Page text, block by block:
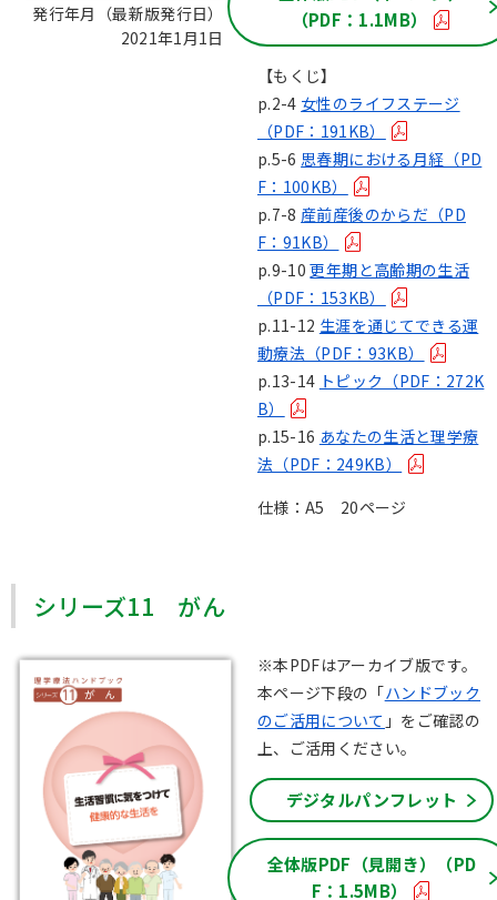
発行年月（最新版発行日）：
2021年1月1日
（PDF：1.1MB）
【もくじ】
p.2-4 女性のライフステージ
（PDF：191KB）
p.5-6 思春期における月経（PD
F：100KB）
p.7-8 産前産後のからだ（PD
F：91KB）
p.9-10更年期と高齢期の生活
（PDF：153KB）
p.11-12 生涯を通じてできる運
動療法（PDF：93KB）
p.13-14 トピック（PDF：272K
B）
p.15-16 あなたの生活と理学療
法（PDF：249KB）
仕様：A5 20ページ
シリーズ11 がん
※本PDFはアーカイブ版です。
本ページ下段の「ハンドブック
のご活用について 」をご確認の
上、ご活用ください。
デジタルパンフレット
全体版PDF（見開き）（PD
F：1.5MB）